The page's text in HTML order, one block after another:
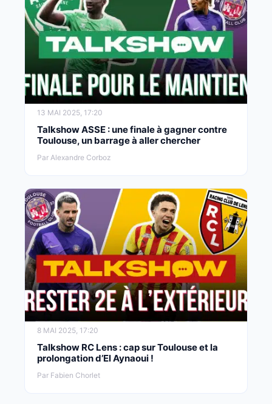
13 MAI 2025, 17:20
Talkshow ASSE : une finale à gagner contre
Toulouse, un barrage à aller chercher
Par Alexandre Corboz
8 MAI 2025, 17:20
Talkshow RC Lens : cap sur Toulouse et la
prolongation d’El Aynaoui !
Par Fabien Chorlet